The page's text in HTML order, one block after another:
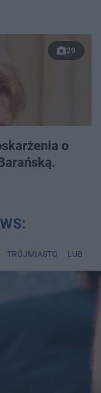
29
o
TRÓJMIASTO LUBLIN